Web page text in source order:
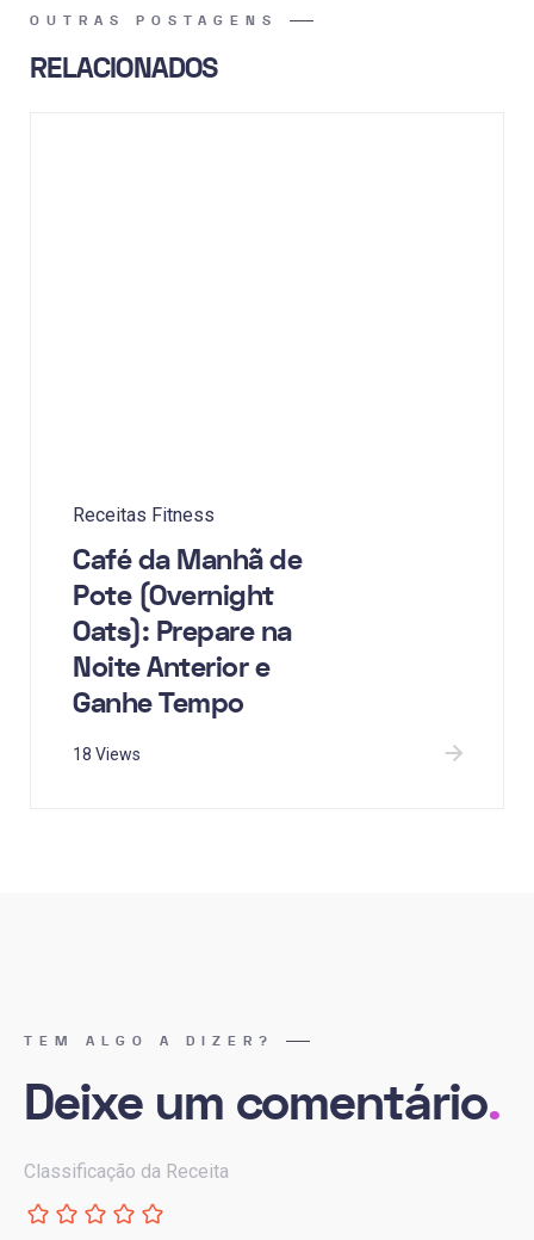
OUTRAS POSTAGENS
RELACIONADOS
Receitas Fitness
Café da Manhã de
Pote (Overnight
Oats): Prepare na
Noite Anterior e
Ganhe Tempo
18 Views
TEM ALGO A DIZER?
Deixe um comentário.
Classificação da Receita